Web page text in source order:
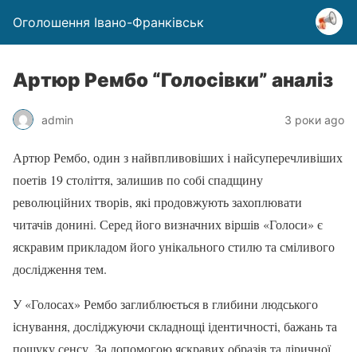
Оголошення Івано-Франківськ
Артюр Рембо “Голосівки” аналіз
admin 3 роки ago
Артюр Рембо, один з найвпливовіших і найсуперечливіших
поетів 19 століття, залишив по собі спадщину
революційних творів, які продовжують захоплювати
читачів донині. Серед його визначних віршів «Голоси» є
яскравим прикладом його унікального стилю та сміливого
дослідження тем.
У «Голосах» Рембо заглиблюється в глибини людського
існування, досліджуючи складнощі ідентичності, бажань та
пошуку сенсу. За допомогою яскравих образів та ліричної